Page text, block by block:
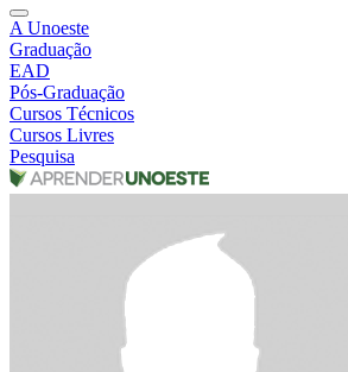
A Unoeste
Graduação
EAD
Pós-Graduação
Cursos Técnicos
Cursos Livres
Pesquisa